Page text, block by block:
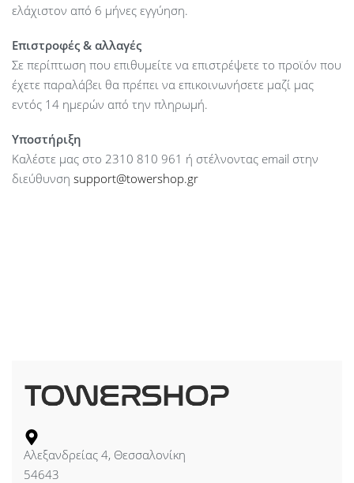
ελάχιστον από 6 μήνες εγγύηση.
Επιστροφές & αλλαγές
Σε περίπτωση που επιθυμείτε να επιστρέψετε το προϊόν που
έχετε παραλάβει θα πρέπει να επικοινωνήσετε μαζί μας
εντός 14 ημερών από την πληρωμή.
Υποστήριξη
Καλέστε μας στο 2310 810 961 ή στέλνοντας email στην
διεύθυνση support@towershop.gr
Αλεξανδρείας 4, Θεσσαλονίκη
54643